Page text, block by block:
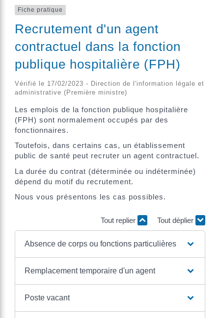
Fiche pratique
Recrutement d'un agent
contractuel dans la fonction
publique hospitalière (FPH)
Vérifié le 17/02/2023 - Direction de l'information légale et
administrative (Première ministre)
Les emplois de la fonction publique hospitalière
(FPH) sont normalement occupés par des
fonctionnaires.
Toutefois, dans certains cas, un établissement
public de santé peut recruter un agent contractuel.
La durée du contrat (déterminée ou indéterminée)
dépend du motif du recrutement.
Nous vous présentons les cas possibles.
Tout replier Tout déplier
Absence de corps ou fonctions particulières
Remplacement temporaire d'un agent
Poste vacant